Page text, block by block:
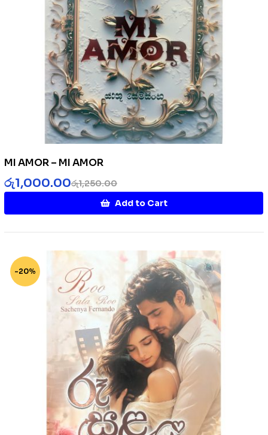
MI AMOR – MI AMOR
රු1,250.00
රු1,000.00
Add to Cart
-20%